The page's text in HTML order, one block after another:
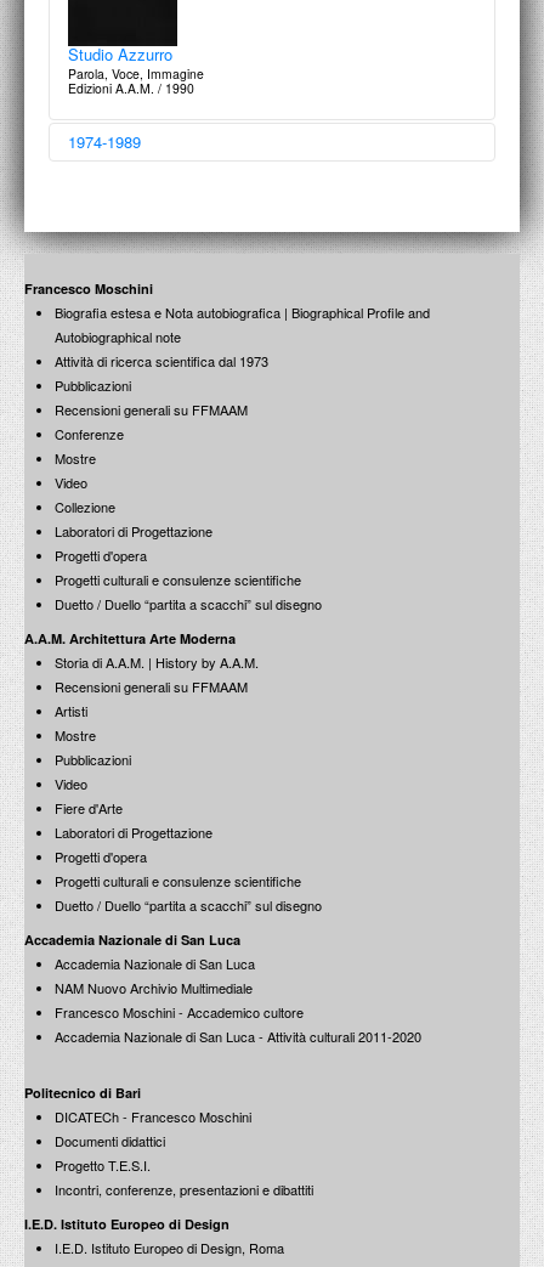
Studio Azzurro
Parola, Voce, Immagine
Edizioni A.A.M. / 1990
1974-1989
Teodosio Magnoni
Monografia 1962-1989
Edizioni Essegi / 1989
Palazzo Marino e la città di Milano
Francesco Moschini: consulenza storica per schede didattico-scientifiche
Edizioni A.A.M. / 1989
Arazzi
Accardi, Ceccobelli, Nigro, Perilli, Rossano, Salvatori, Scialoja, Turcato,
Vespignani
Edizioni La Nuova Pesa / 1989
Ravenna - Largo Firenze e la Zona Dantesca
60 anni di progetti
Edizioni Essegi / 1988
Grosstadtarchitektur
Sei progetti per Berlin-Moabit
Edizioni CLEAR / 1988
Francesco Moschini
Biografia estesa e Nota autobiografica | Biographical Profile and
Autobiographical note
Attività di ricerca scientifica dal 1973
Pubblicazioni
Recensioni generali su FFMAAM
Conferenze
Mostre
Video
Collezione
Laboratori di Progettazione
Progetti d'opera
Progetti culturali e consulenze scientifiche
Duetto / Duello “partita a scacchi” sul disegno
A.A.M. Architettura Arte Moderna
Storia di A.A.M. | History by A.A.M.
Recensioni generali su FFMAAM
Artisti
Mostre
Pubblicazioni
Video
Fiere d'Arte
Laboratori di Progettazione
Progetti d'opera
Progetti culturali e consulenze scientifiche
Duetto / Duello “partita a scacchi” sul disegno
Accademia Nazionale di San Luca
Accademia Nazionale di San Luca
NAM Nuovo Archivio Multimediale
Francesco Moschini - Accademico cultore
Accademia Nazionale di San Luca - Attività culturali 2011-2020
Politecnico di Bari
DICATECh - Francesco Moschini
Documenti didattici
Progetto T.E.S.I.
Incontri, conferenze, presentazioni e dibattiti
I.E.D. Istituto Europeo di Design
I.E.D. Istituto Europeo di Design, Roma